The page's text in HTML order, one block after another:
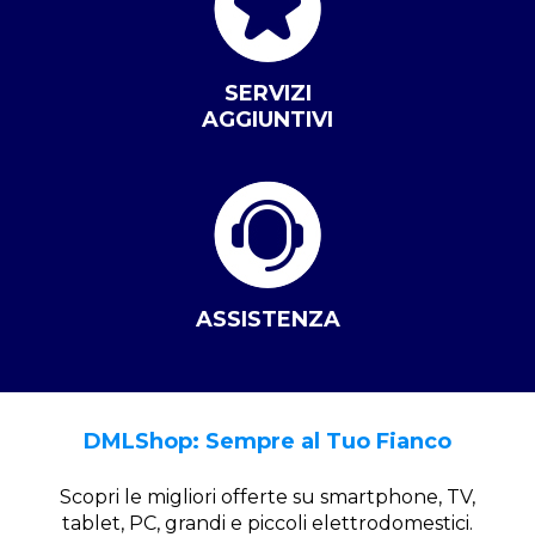
SERVIZI
AGGIUNTIVI
ASSISTENZA
DMLShop: Sempre al Tuo Fianco
Scopri le migliori offerte su smartphone, TV,
tablet, PC, grandi e piccoli elettrodomestici.